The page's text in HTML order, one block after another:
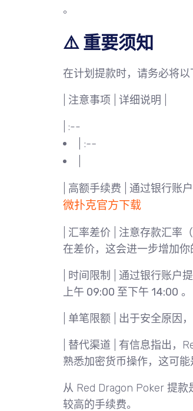
。
⚠️ 重要须知
在计划提款时，请务必将以
| 注意事项 | 详细说明 |
| :--
| :--
高额手续费 | 通过银行账
微扑克官方下载
汇率差价 | 注意存款汇率
在差价，这会进一步增加你
时间限制 | 通过银行账户
上午 09:00 至下午 14:00 。 |
单笔限额 | 出于安全原因
替代渠道 | 有信息指出，
熟悉加密货币操作，这可能
从 Red Dragon Poker 提
较高的手续费。